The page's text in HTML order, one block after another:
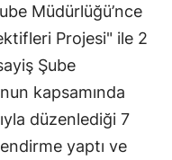
Müdürlüğü’nce
Projesi" ile 2
Şube
kapsamında
düzenlediği 7
yaptı ve